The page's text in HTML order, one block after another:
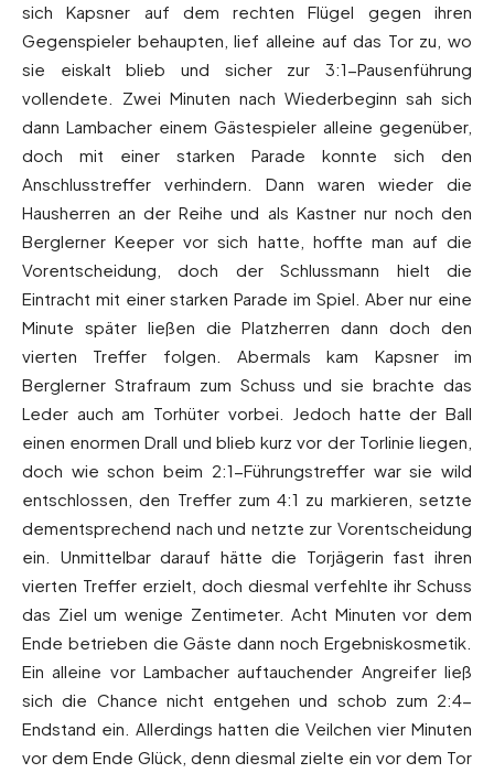
sich Kapsner auf dem rechten Flügel gegen ihren
Gegenspieler behaupten, lief alleine auf das Tor zu, wo
sie eiskalt blieb und sicher zur 3:1-Pausenführung
vollendete. Zwei Minuten nach Wiederbeginn sah sich
dann Lambacher einem Gästespieler alleine gegenüber,
doch mit einer starken Parade konnte sich den
Anschlusstreffer verhindern. Dann waren wieder die
Hausherren an der Reihe und als Kastner nur noch den
Berglerner Keeper vor sich hatte, hoffte man auf die
Vorentscheidung, doch der Schlussmann hielt die
Eintracht mit einer starken Parade im Spiel. Aber nur eine
Minute später ließen die Platzherren dann doch den
vierten Treffer folgen. Abermals kam Kapsner im
Berglerner Strafraum zum Schuss und sie brachte das
Leder auch am Torhüter vorbei. Jedoch hatte der Ball
einen enormen Drall und blieb kurz vor der Torlinie liegen,
doch wie schon beim 2:1-Führungstreffer war sie wild
entschlossen, den Treffer zum 4:1 zu markieren, setzte
dementsprechend nach und netzte zur Vorentscheidung
ein. Unmittelbar darauf hätte die Torjägerin fast ihren
vierten Treffer erzielt, doch diesmal verfehlte ihr Schuss
das Ziel um wenige Zentimeter. Acht Minuten vor dem
Ende betrieben die Gäste dann noch Ergebniskosmetik.
Ein alleine vor Lambacher auftauchender Angreifer ließ
sich die Chance nicht entgehen und schob zum 2:4-
Endstand ein. Allerdings hatten die Veilchen vier Minuten
vor dem Ende Glück, denn diesmal zielte ein vor dem Tor